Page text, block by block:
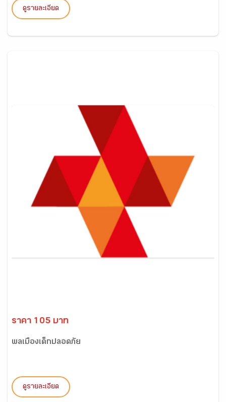
ดูรายละเอียด
ราคา 105 บาท
พลเมืองเด็กปลอดภัย
ดูรายละเอียด